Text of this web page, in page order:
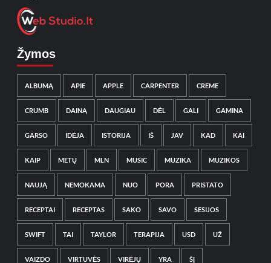
Žymos
ALBUMĄ APIE APPLE CARPENTER CREME
CRUMB DAINĄ DAUGIAU DĖL GALI GAMINA
GARSO IDĖJA ISTORIJA IŠ JAV KAD KAI
KAIP METŲ MLN MUSIC MUZIKA MUZIKOS
NAUJĄ NEMOKAMA NUO PORA PRISTATO
RECEPTAI RECEPTAS SAKO SAVO SESIJOS
SWIFT TAI TAYLOR TERAPIJA USD UŽ
VAIZDO VIRTUVĖS VIRĖJŲ YRA ŠĮ